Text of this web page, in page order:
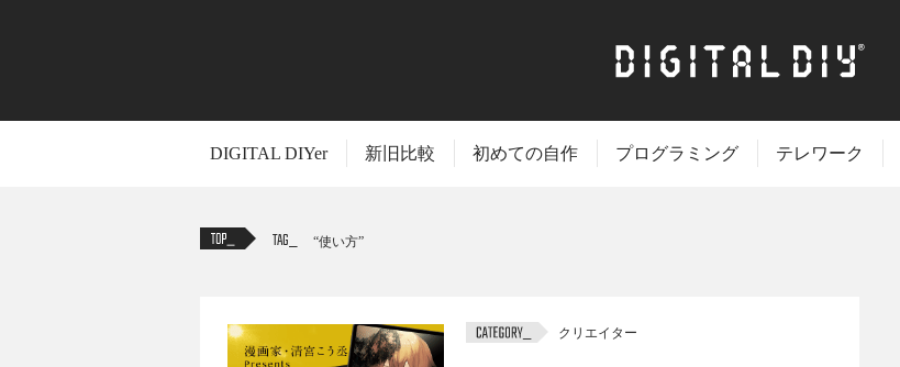
DIGITAL DIYer 新旧比較 初めての自作 プログラミング テレワーク
TAG 使い方
クリエイター